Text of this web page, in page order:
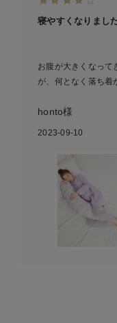
寝やすくなりまし
お腹が大きくなって
が、何となく落ち着
honto様
2023-09-10